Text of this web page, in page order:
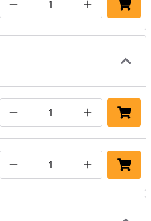
Produktmenge um eins
Produktmenge In
Produktmenge um eins
Produktmenge In
Produktmenge um eins
Produktmenge In